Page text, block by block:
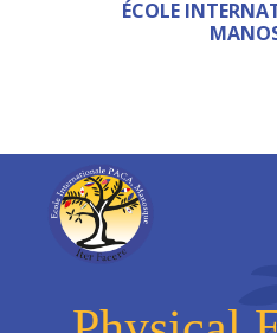
ÉCOLE